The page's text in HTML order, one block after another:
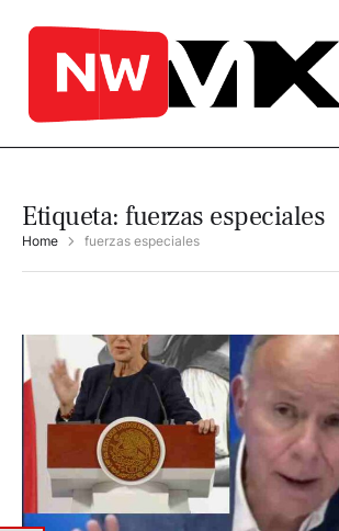
Etiqueta: fuerzas especiales
Home fuerzas especiales